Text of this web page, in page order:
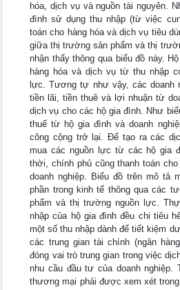
hóa, dịch vụ và nguồn tài nguyên.
đình sử dụng thu nhập (từ việc
toán cho hàng hóa và dịch vụ tiêu
giữa thị trường sản phẩm và thị
nhận thấy thông qua biểu đồ này.
hàng hóa và dịch vụ từ thu nhập
lực. Tương tự như vậy, các doanh
tiền lãi, tiền thuê và lợi nhuận từ
dịch vụ cho các hộ gia đình. Như
thuế từ hộ gia đình và doanh
công cộng trở lại. Để tạo ra các
mua các nguồn lực từ các hộ gia
thời, chính phủ cũng thanh toán
doanh nghiệp. Biểu đồ trên mô tả
phần trong kinh tế thông qua các
phẩm và thị trường nguồn lực.
nhập của hộ gia đình đều chi tiêu
một số thu nhập dành để tiết kiệm
các trung gian tài chính (ngân
đóng vai trò trung gian trong việc
nhu cầu đầu tư của doanh nghiệp.
thương mại phải được xem xét